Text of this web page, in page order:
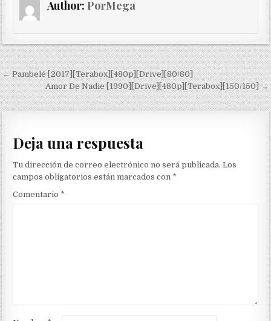
Author: PorMega
Navegación de entradas
← Pambelé [2017][Terabox][480p][Drive][80/80]
Amor De Nadie [1990][Drive][480p][Terabox][150/150] →
Deja una respuesta
Tu dirección de correo electrónico no será publicada. Los
campos obligatorios están marcados con *
Comentario *